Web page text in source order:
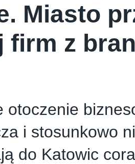
Miasto
firm z
otoczenie
i stosunkowo
do Katowic